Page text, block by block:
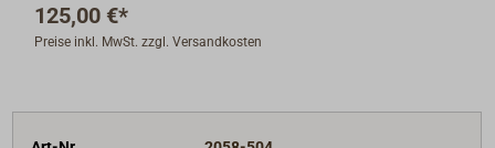
Spritzgerät
Trocknungszeiten (bei 18 °C):
125,00 €*
Preise inkl. MwSt. zzgl. Versandkosten